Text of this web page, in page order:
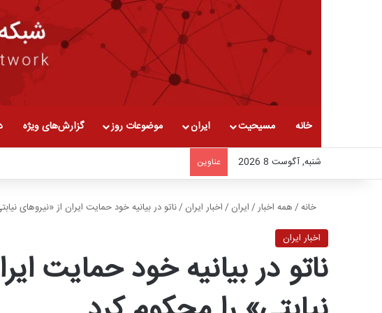
خانه مسیحیت ایران موضوعات روز گزارش‌های ویژه
شنبه, آگوست 8 2026 عناوین
خانه/همه اخبار/ایران /اخبار ایران /ناتو در بیانیه خود حمایت ایران از «نیروهای
اخبار ایران
ناتو در بیانیه خود حمایت